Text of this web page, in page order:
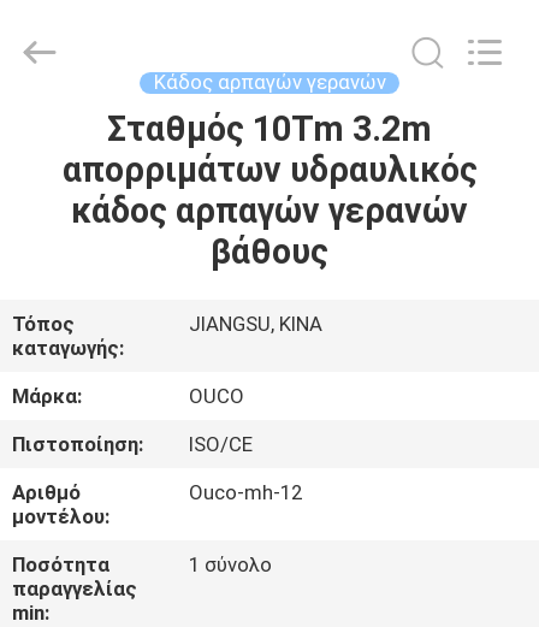
ΠΡΟΪΌΝΤΑ
ΕΜΦΆΝΙΣΗ
VR
ΣΧΕΤΙΚΆ
ΜΕ
ΕΜΆΣ
GROUP
Κάδος αρπαγών γερανών
Σταθμός 10Tm 3.2m
απορριμάτων υδραυλικός
κάδος αρπαγών γερανών
βάθους
Τόπος
καταγωγής:
JIANGSU, ΚΙΝΑ
Μάρκα:
OUCO
Πιστοποίηση:
ISO/CE
Αριθμό
μοντέλου:
Ouco-mh-12
Ποσότητα
παραγγελίας
min:
1 σύνολο